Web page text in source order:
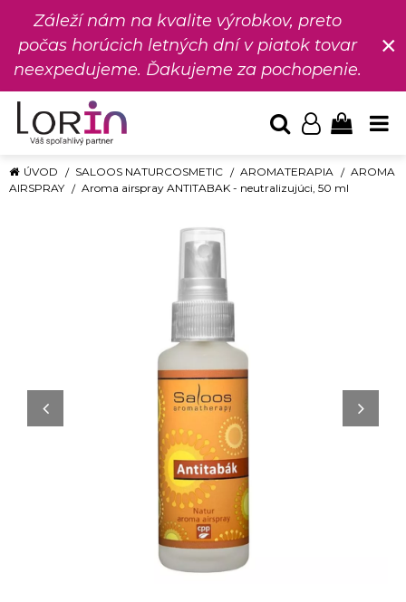
Záleží nám na kvalite výrobkov, preto
počas horúcich letných dní v piatok tovar
neexpedujeme. Ďakujeme za pochopenie.
×
ÚVOD SALOOS NATURCOSMETIC AROMATERAPIA
AROMA
AIRSPRAY
Aroma airspray ANTITABAK - neutralizujúci, 50 ml